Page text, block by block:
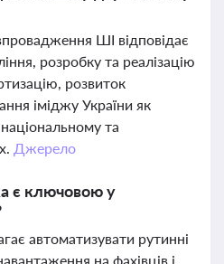
ШІ відповідає
розробку та реалізацію
розвиток
іміджу України як
та
Джерело
є ключовою у
автоматизувати рутинні
на фахівців і